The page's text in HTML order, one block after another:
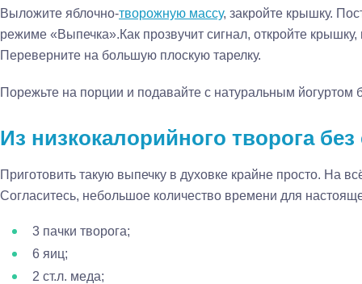
Выложите яблочно-творожную массу, закройте крышку.
режиме «Выпечка».Как прозвучит сигнал, откройте крышку,
Переверните на большую плоскую тарелку.
Порежьте на порции и подавайте с натуральным йогуртом
Из низкокалорийного творога без
Приготовить такую выпечку в духовке крайне просто. На
Согласитесь, небольшое количество времени для
3 пачки творога;
6 яиц;
2 ст.л. меда;